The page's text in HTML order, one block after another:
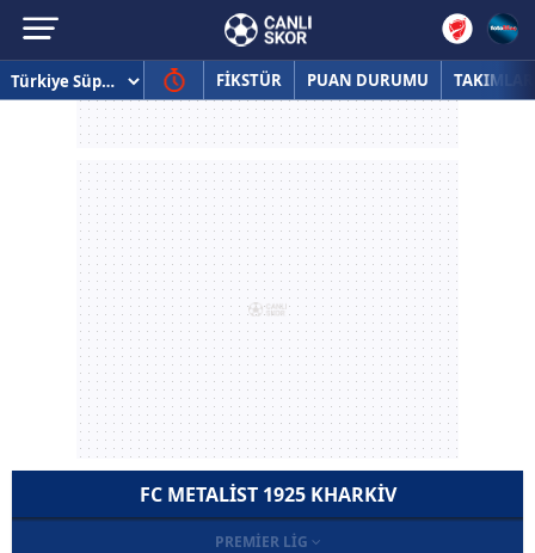
FİKSTÜR PUAN DURUMU TAKIMLAR
FC METALIST 1925 KHARKIV
PREMIER LIG